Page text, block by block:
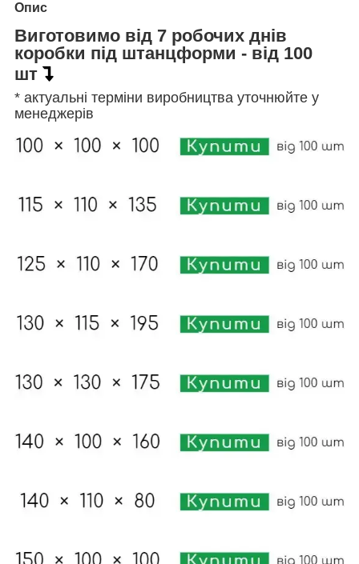
Опис
Виготовимо від 7 робочих днів
коробки під штанцформи - від 100
шт
* актуальні терміни виробництва уточнюйте у
менеджерів